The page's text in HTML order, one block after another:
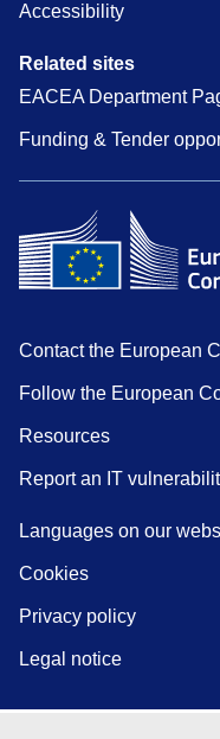
Accessibility
Related sites
EACEA Department
Funding & Tender
Contact the European
Follow the European
Resources
Report an IT
Languages on our
Cookies
Privacy policy
Legal notice